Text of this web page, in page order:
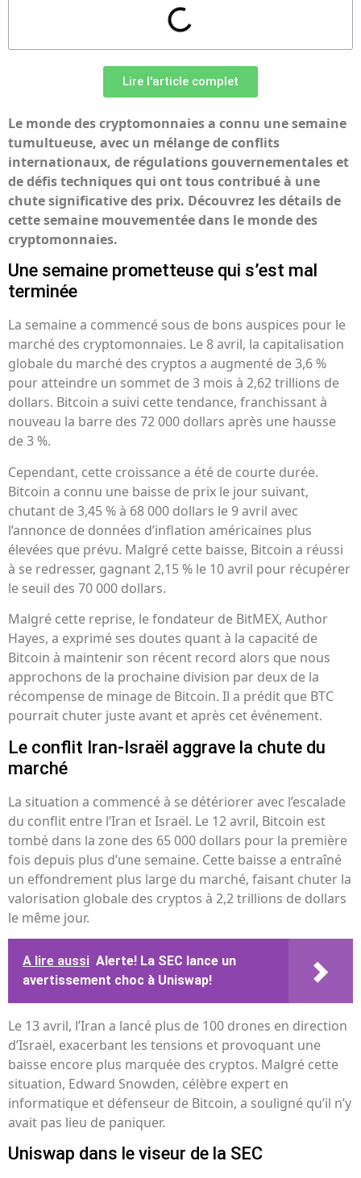
Lire l'article complet
Le monde des cryptomonnaies a connu une semaine
tumultueuse, avec un mélange de conflits
internationaux, de régulations gouvernementales et
de défis techniques qui ont tous contribué à une
chute significative des prix. Découvrez les détails de
cette semaine mouvementée dans le monde des
cryptomonnaies.
Une semaine prometteuse qui s’est mal
terminée
La semaine a commencé sous de bons auspices pour le
marché des cryptomonnaies. Le 8 avril, la capitalisation
globale du marché des cryptos a augmenté de 3,6 %
pour atteindre un sommet de 3 mois à 2,62 trillions de
dollars. Bitcoin a suivi cette tendance, franchissant à
nouveau la barre des 72 000 dollars après une hausse
de 3 %.
Cependant, cette croissance a été de courte durée.
Bitcoin a connu une baisse de prix le jour suivant,
chutant de 3,45 % à 68 000 dollars le 9 avril avec
l’annonce de données d’inflation américaines plus
élevées que prévu. Malgré cette baisse, Bitcoin a réussi
à se redresser, gagnant 2,15 % le 10 avril pour récupérer
le seuil des 70 000 dollars.
Malgré cette reprise, le fondateur de BitMEX, Author
Hayes, a exprimé ses doutes quant à la capacité de
Bitcoin à maintenir son récent record alors que nous
approchons de la prochaine division par deux de la
récompense de minage de Bitcoin. Il a prédit que BTC
pourrait chuter juste avant et après cet événement.
Le conflit Iran-Israël aggrave la chute du
marché
La situation a commencé à se détériorer avec l’escalade
du conflit entre l’Iran et Israël. Le 12 avril, Bitcoin est
tombé dans la zone des 65 000 dollars pour la première
fois depuis plus d’une semaine. Cette baisse a entraîné
un effondrement plus large du marché, faisant chuter la
valorisation globale des cryptos à 2,2 trillions de dollars
le même jour.
A lire aussi Alerte! La SEC lance un
avertissement choc à Uniswap!
Le 13 avril, l’Iran a lancé plus de 100 drones en direction
d’Israël, exacerbant les tensions et provoquant une
baisse encore plus marquée des cryptos. Malgré cette
situation, Edward Snowden, célèbre expert en
informatique et défenseur de Bitcoin, a souligné qu’il n’y
avait pas lieu de paniquer.
Uniswap dans le viseur de la SEC